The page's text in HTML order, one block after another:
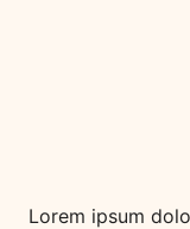
Lorem ipsum